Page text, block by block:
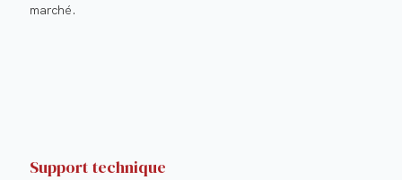
marché.
Support technique